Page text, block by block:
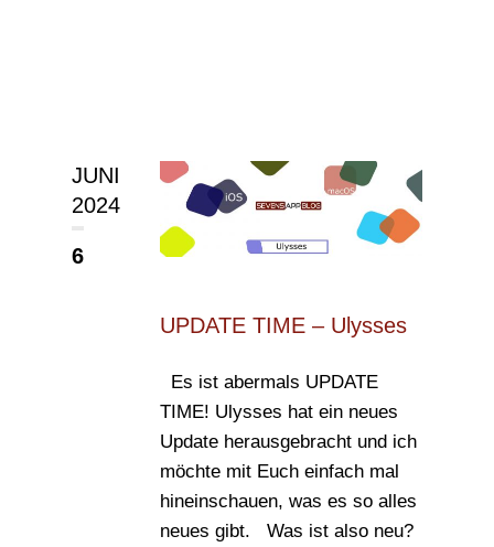
JUNI
2024
6
UPDATE TIME – Ulysses
Es ist abermals UPDATE
TIME! Ulysses hat ein neues
Update herausgebracht und ich
möchte mit Euch einfach mal
hineinschauen, was es so alles
neues gibt. Was ist also neu?